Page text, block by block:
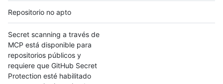
Repositorio no apto
Secret scanning a través de
MCP está disponible para
repositorios públicos y
requiere que GitHub Secret
Protection esté habilitado